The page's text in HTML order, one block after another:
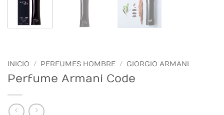
INICIO / PERFUMES HOMBRE / GIORGIO ARMANI
Perfume Armani Code